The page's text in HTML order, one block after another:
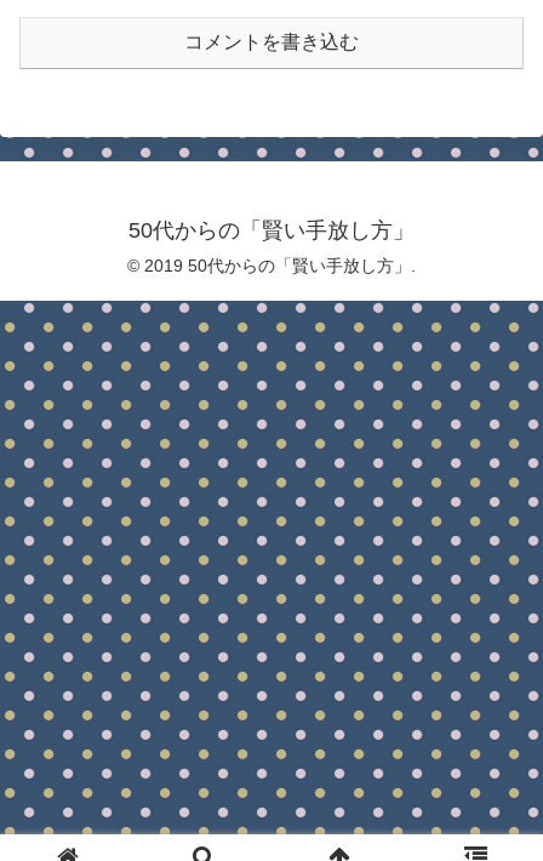
コメントを書き込む
50代からの「賢い手放し方」
© 2019 50代からの「賢い手放し方」.